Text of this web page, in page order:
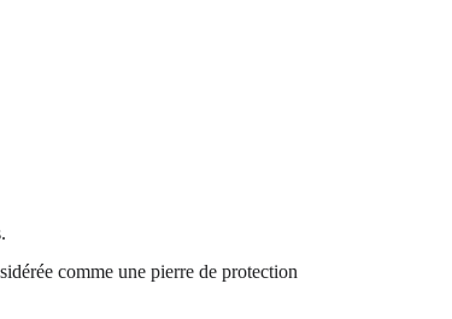
comme une pierre de protection